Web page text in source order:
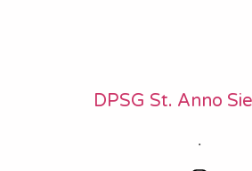
DPSG St. Anno
.